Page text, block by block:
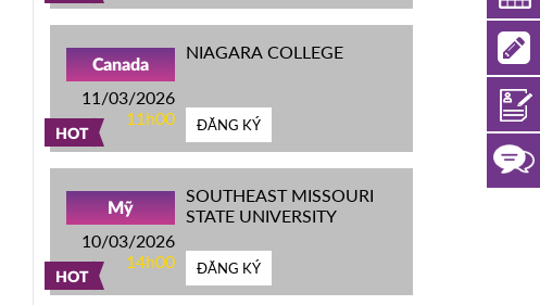
HOT
Canada
11/03/2026
11h00
NIAGARA COLLEGE
ĐĂNG KÝ
HOT
Mỹ
10/03/2026
14h00
SOUTHEAST MISSOURI
STATE UNIVERSITY
ĐĂNG KÝ